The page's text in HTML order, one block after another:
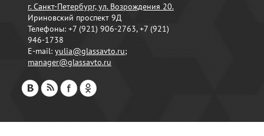
г. Санкт-Петербург, ул. Возрождения 20.
Ириновский проспект 9Д
Телефоны:+7 (921) 906-2763, +7 (921)
946-1738
E-mail:yulia@glassavto.ru;
manager@glassavto.ru